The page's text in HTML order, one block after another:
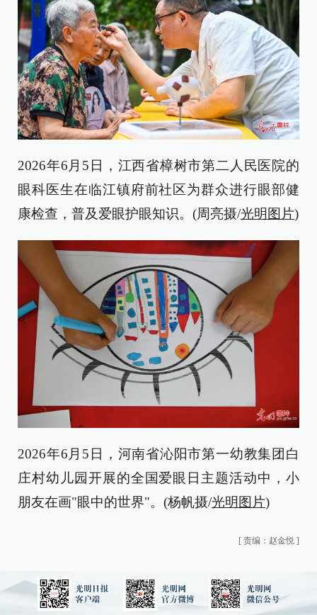
2026年6月5日，江西省樟树市第二人民医院的
眼科医生在临江镇府前社区为群众进行眼部健
康检查，普及爱眼护眼知识。(周亮摄/光明图片)
2026年6月5日，河南省沁阳市第一幼教集团白
庄村幼儿园开展的全国爱眼日主题活动中，小
朋友在画"眼中的世界"。(杨帆摄/光明图片)
[ 责编：赵金悦 ]